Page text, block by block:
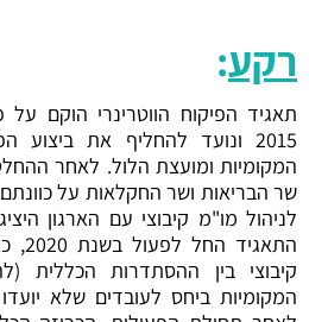
רקע:
תאגיד הפיקוח הווטרינרי הוקם
2015 ונועד להחליף את
המקומיות ומועצת הלול. לאחר
שר הבריאות ושר החקלאות על
לניהול מו"מ קיבוצי עם הארגון
קיבוצי בין ההסתדרות הכללית
המקומיות ביחס לעובדים שלא